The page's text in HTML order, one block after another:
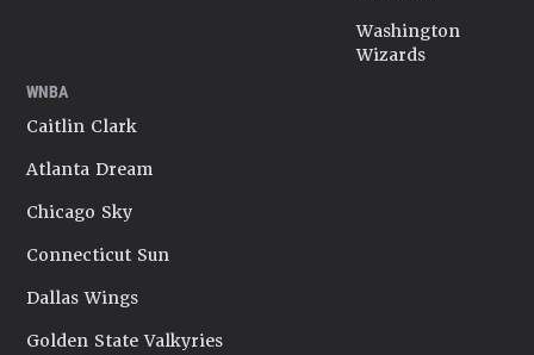
Washington
Wizards
WNBA
Caitlin Clark
Atlanta Dream
Chicago Sky
Connecticut Sun
Dallas Wings
Golden State Valkyries